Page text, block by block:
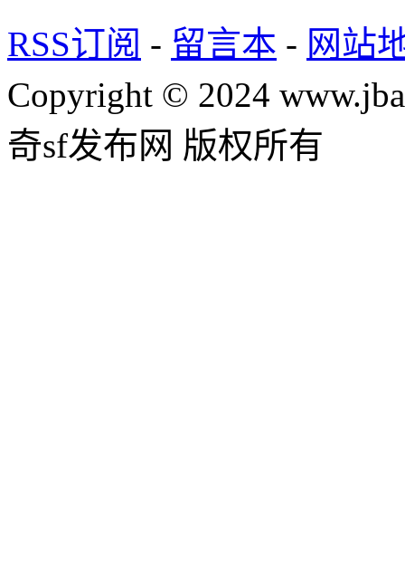
RSS订阅 - 留言本 - 网站
Copyright © 2024
奇sf发布网 版权所有